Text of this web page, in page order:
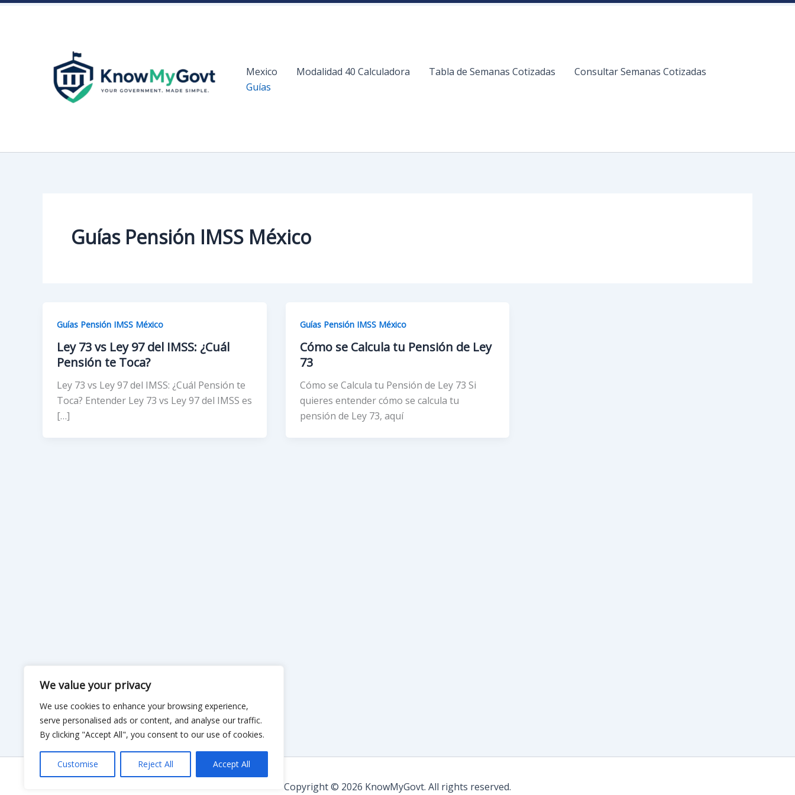
We value your privacy
We use cookies to enhance your browsing experience,
serve personalised ads or content, and analyse our traffic.
By clicking "Accept All", you consent to our use of cookies.
Customise Reject All Accept All
Mexico Modalidad 40 Calculadora Tabla de Semanas Cotizadas
Consultar Semanas Cotizadas
Guías
Guías Pensión IMSS México
Guías Pensión IMSS México
Ley 73 vs Ley 97 del IMSS: ¿Cuál
Pensión te Toca?
Ley 73 vs Ley 97 del IMSS: ¿Cuál Pensión te
Toca? Entender Ley 73 vs Ley 97 del IMSS es
[…]
Guías Pensión IMSS México
Cómo se Calcula tu Pensión de Ley
73
Cómo se Calcula tu Pensión de Ley 73 Si
quieres entender cómo se calcula tu
pensión de Ley 73, aquí
Copyright © 2026 KnowMyGovt. All rights reserved.